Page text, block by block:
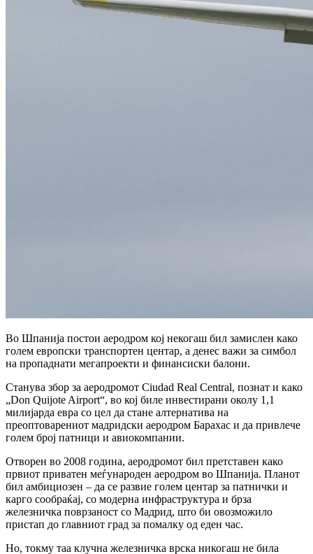
Во Шпанија постои аеродром кој некогаш бил замислен како
голем европски транспортен центар, а денес важи за симбол
на пропаднати мегапроекти и финансиски балони.
Станува збор за аеродромот Ciudad Real Central, познат и како
„Don Quijote Airport“, во кој биле инвестирани околу 1,1
милијарда евра со цел да стане алтернатива на
преоптоварениот мадридски аеродром Барахас и да привлече
голем број патници и авиокомпании.
Отворен во 2008 година, аеродромот бил претставен како
првиот приватен меѓународен аеродром во Шпанија. Планот
бил амбициозен – да се развие голем центар за патнички и
карго сообраќај, со модерна инфраструктура и брза
железничка поврзаност со Мадрид, што би овозможило
пристап до главниот град за помалку од еден час.
Но, токму таа клучна железничка врска никогаш не била